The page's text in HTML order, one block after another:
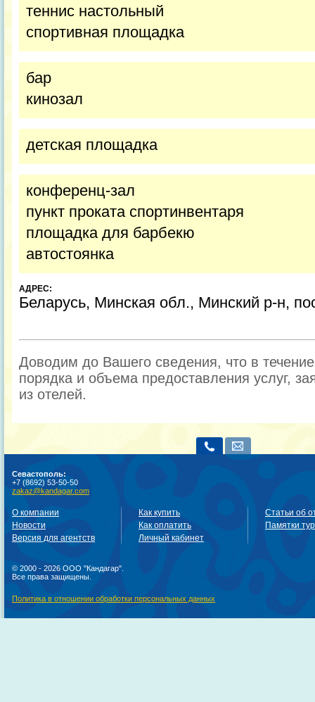
теннис настольный
спортивная площадка
бар
кинозал
детская площадка
конференц-зал
пункт проката спортинвентаря
площадка для барбекю
автостоянка
АДРЕС:
Беларусь, Минская обл., Минский р-н,
Доводим до Вашего сведения, что в
порядка и объема предоставления услуг,
из отелей.
Севастополь:
+7 (8692) 53-50-50
zakaz@kandagar.com
О компании
Новости
Версия для агентств
Как купить
Как оплатить
Личный кабинет
Статьи об
Памятки
© 2000 - 2026 ООО "Кандагар".
Все права защищены.
Политика в отношении обработки персональных данных